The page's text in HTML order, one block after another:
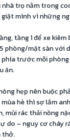
trọ nằm trong
mình vì những
tầng 1 để xe
phòng/mặt sàn với
phía trước mỗi
ăn.
hẹp nên buộc
hè thì sợ lắm
mùi rác thải nồng
do – nguy cơ cháy
thở.